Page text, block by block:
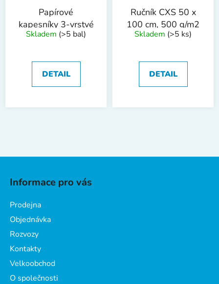
Papírové
kapesníky 3-vrstvé
Skladem (>5 bal)
DETAIL
Ručník CXS 50 x
100 cm, 500 g/m2
Skladem (>5 ks)
DETAIL
Informace pro vás
Prodejna
Objednávka
Rozvozy
Kontakty
Velkoobchod
O společnosti